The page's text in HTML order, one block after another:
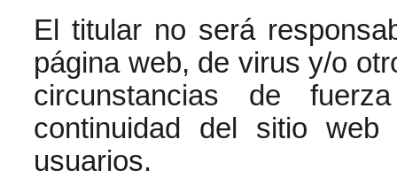
El titular no será
página web, de virus y/o
circunstancias de
continuidad del sitio
usuarios.